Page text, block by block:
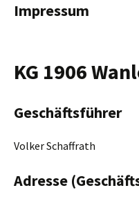
Impressum
KG 1906
Geschäftsführer
Volker Schaffrath
Adresse